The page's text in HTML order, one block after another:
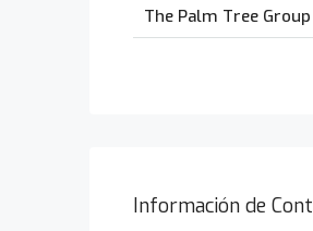
The Palm Tree Group
Información de